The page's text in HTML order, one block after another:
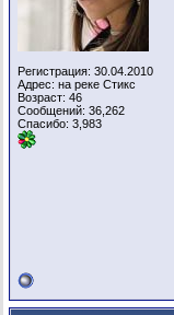
Регистрация: 30.04.2010
Адрес: на реке Стикс
Возраст: 46
Сообщений: 36,262
Спасибо: 3,983